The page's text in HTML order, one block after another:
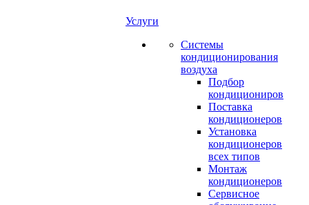
Услуги
Системы
кондиционирования
воздуха
Подбор
кондициониров
Поставка
кондиционеров
Установка
кондиционеров
всех типов
Монтаж
кондиционеров
Сервисное